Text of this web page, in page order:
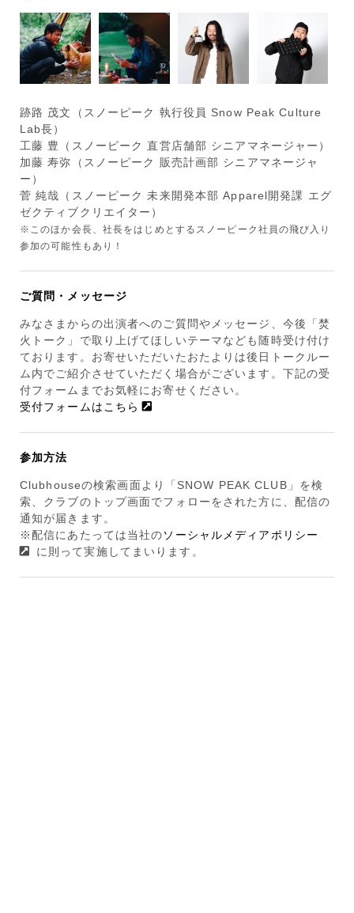
跡路 茂文（スノーピーク 執行役員 Snow Peak Culture
Lab長）
工藤 豊（スノーピーク 直営店舗部 シニアマネージャー）
加藤 寿弥（スノーピーク 販売計画部 シニアマネージャ
ー）
菅 純哉（スノーピーク 未来開発本部 Apparel開発課 エグ
ゼクティブクリエイター）
※このほか会長、社長をはじめとするスノーピーク社員の飛び入り
参加の可能性もあり！
ご質問・メッセージ
みなさまからの出演者へのご質問やメッセージ、今後「焚
火トーク」で取り上げてほしいテーマなども随時受け付け
ております。お寄せいただいたおたよりは後日トークルー
ム内でご紹介させていただく場合がございます。下記の受
付フォームまでお気軽にお寄せください。
受付フォームはこちら
参加方法
Clubhouseの検索画面より「SNOW PEAK CLUB」を検
索、クラブのトップ画面でフォローをされた方に、配信の
通知が届きます。
※配信にあたっては当社のソーシャルメディアポリシー
に則って実施してまいります。